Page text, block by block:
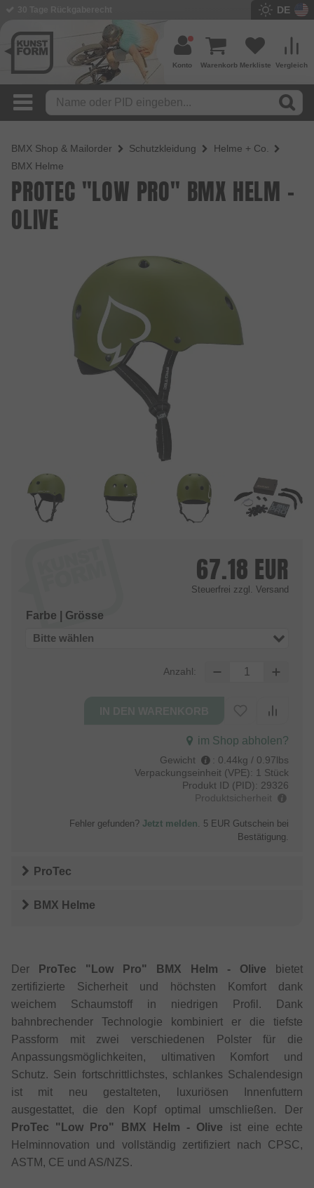
DE
Vergleich
Merkliste
Warenkorb
Konto
BMX Shop & Mailorder Schutzkleidung
Helme + Co.
BMX Helme
PROTEC "LOW PRO" BMX HELM -
OLIVE
67.18 EUR
Steuerfrei zzgl. Versand
Farbe | Grösse
Bitte wählen
Anzahl:
im Shop abholen?
Gewicht : 0.44kg / 0.97lbs
Verpackungseinheit (VPE): 1 Stück
Produkt ID (PID): 29326
Produktsicherheit
Fehler gefunden? Jetzt melden . 5 EUR Gutschein bei
Bestätigung.
ProTec
BMX Helme
Der ProTec "Low Pro" BMX Helm - Olive bietet
zertifizierte Sicherheit und höchsten Komfort dank
weichem Schaumstoff in niedrigen Profil. Dank
bahnbrechender Technologie kombiniert er die tiefste
Passform mit zwei verschiedenen Polster für die
Anpassungsmöglichkeiten, ultimativen Komfort und
Schutz. Sein fortschrittlichstes, schlankes Schalendesign
ist mit neu gestalteten, luxuriösen Innenfuttern
ausgestattet, die den Kopf optimal umschließen. Der
ProTec "Low Pro" BMX Helm - Olive ist eine echte
Helminnovation und vollständig zertifiziert nach CPSC,
ASTM, CE und AS/NZS.